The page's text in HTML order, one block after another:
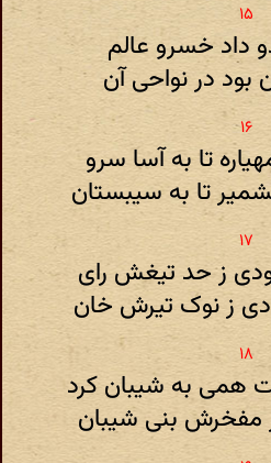
داد خسرو عالم
بود در نواحی آن
تا به آسا سرو
تا به سیبستان
ز حد تیغش رای
ز نوک تیرش خان
همی به شیبان کرد
مفخرش بنی شیبان